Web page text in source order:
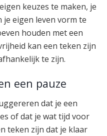
keuzes te maken, je
eigen leven vorm te
houden met een
kan een teken zijn
te zijn.
een pauze
dat je een
of dat je wat tijd voor
teken zijn dat je klaar